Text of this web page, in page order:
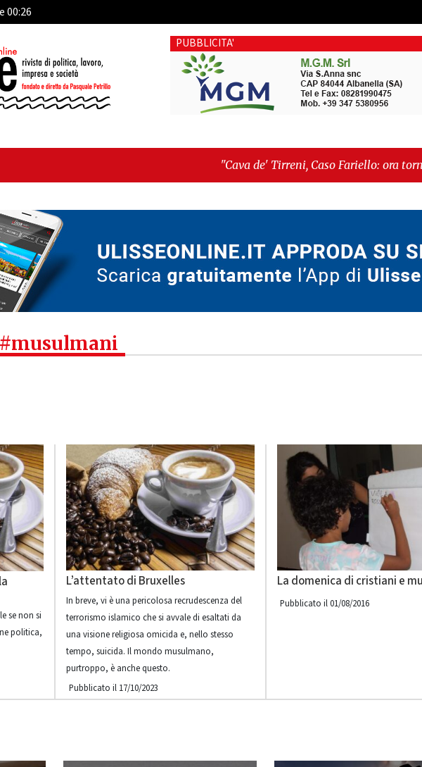
00:26
PUBBLICITA'
"Cava de' Tirreni, Caso Fariello: ora torniamo ai problemi
dimentica perché esiste"
se non si
politica,
L’attentato di Bruxelles
In breve, vi è una pericolosa recrudescenza del
terrorismo islamico che si avvale di esaltati da
una visione religiosa omicida e, nello stesso
tempo, suicida. Il mondo musulmano,
purtroppo, è anche questo.
Pubblicato il 17/10/2023
La domenica di cristiani e
Pubblicato il 01/08/2016